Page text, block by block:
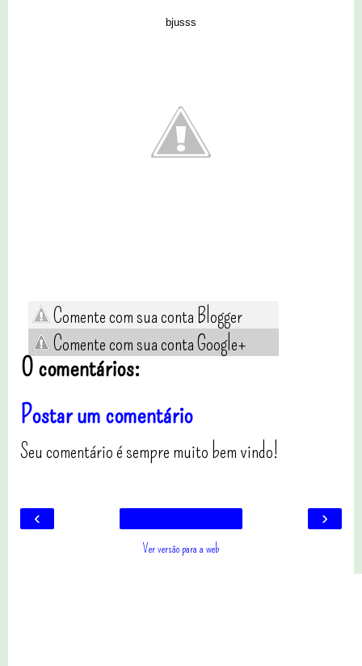
bjusss
Comente com sua conta Blogger
Comente com sua conta Google+
0 comentários:
Postar um comentário
Seu comentário é sempre muito bem vindo!
‹ ›
Ver versão para a web